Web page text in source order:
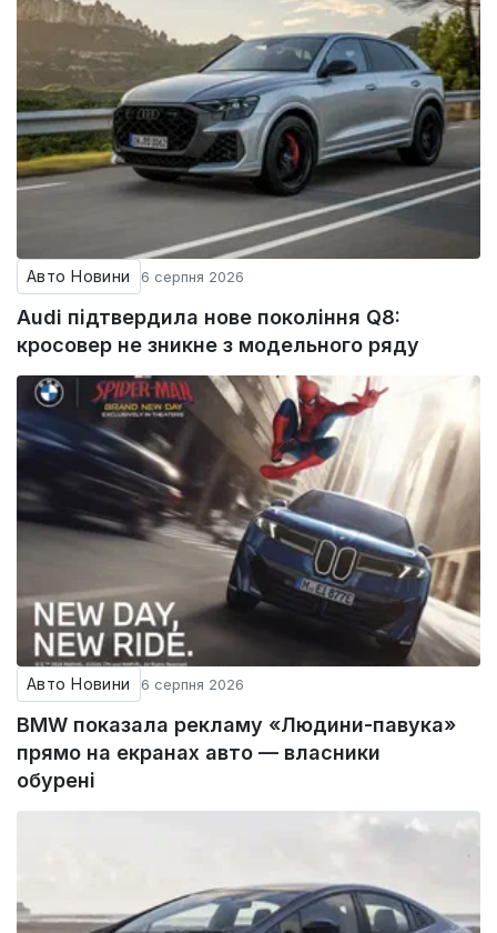
Авто Новини 6 серпня 2026
Audi підтвердила нове покоління Q8:
кросовер не зникне з модельного ряду
Авто Новини 6 серпня 2026
BMW показала рекламу «Людини-павука»
прямо на екранах авто — власники
обурені